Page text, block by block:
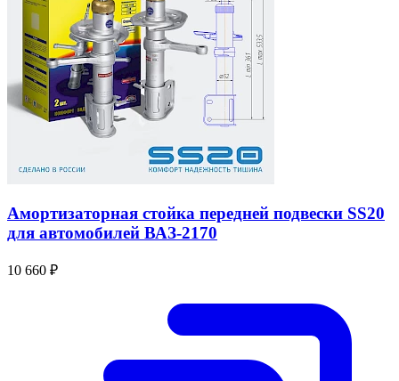
Амортизаторная стойка передней подвески SS20
для автомобилей ВАЗ-2170
10 660 ₽